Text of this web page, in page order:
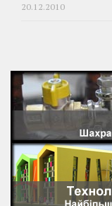
20.12.2010